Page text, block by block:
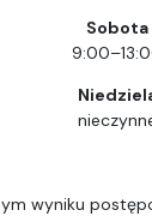
Sobota
wyniku